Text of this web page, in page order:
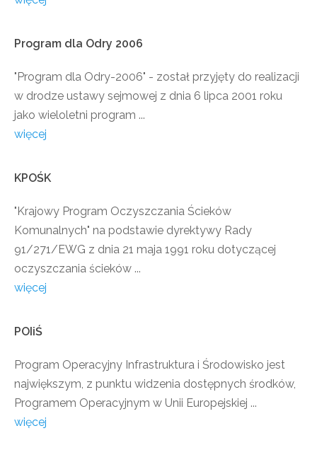
Program dla Odry 2006
"Program dla Odry-2006" - został przyjęty do realizacji
w drodze ustawy sejmowej z dnia 6 lipca 2001 roku
jako wieloletni program ...
więcej
KPOŚK
"Krajowy Program Oczyszczania Ścieków
Komunalnych" na podstawie dyrektywy Rady
91/271/EWG z dnia 21 maja 1991 roku dotyczącej
oczyszczania ścieków ...
więcej
POIiŚ
Program Operacyjny Infrastruktura i Środowisko jest
największym, z punktu widzenia dostępnych środków,
Programem Operacyjnym w Unii Europejskiej ...
więcej